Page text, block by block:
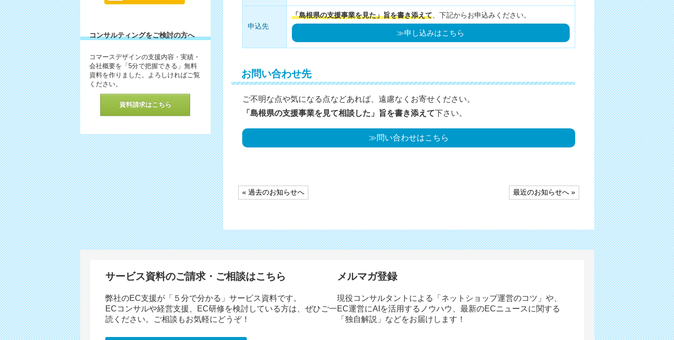
申込先
「島根県の支援事業を見た」旨を書き添えて、下記からお申込みください。
≫申し込みはこちら
お問い合わせ先
ご不明な点や気になる点などあれば、遠慮なくお寄せください。
「島根県の支援事業を見て相談した」旨を書き添えて下さい。
≫問い合わせはこちら
投
稿
ナ
ビ
ゲ
ー
シ
ョ
« 過去のお知らせへ 最近のお知らせへ »
コンサルティングをご検討の方へ
コマースデザインの支援内容・実績・
会社概要を「5分で把握できる」無料
資料を作りました。よろしければご覧
ください。
資料請求はこちら
サービス資料のご請求・ご相談はこちら
弊社のEC支援が「５分で分かる」サービス資料です。
ECコンサルや経営支援、EC研修を検討している方は、ぜひご一
読ください。ご相談もお気軽にどうぞ！
メルマガ登録
現役コンサルタントによる「ネットショップ運営のコツ」や、
EC運営にAIを活用するノウハウ、最新のECニュースに関する
「独自解説」などをお届けします！